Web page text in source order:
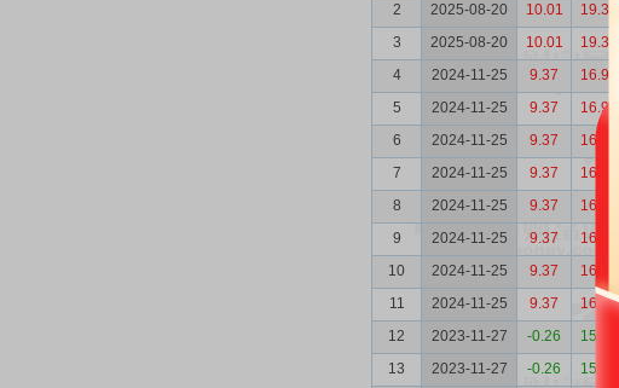
2
2025-08-20 10.01 19.35
3
2025-08-20 10.01 19.35
4
2024-11-25 9.37 16.93
5
2024-11-25 9.37 16.93
6
2024-11-25 9.37 16.93
7
2024-11-25 9.37 16.93
8
2024-11-25 9.37 16.93
9
2024-11-25 9.37 16.93
10
2024-11-25 9.37 16.93
11
2024-11-25 9.37 16.93
12
2023-11-27 -0.26 15.11
13
2023-11-27 -0.26 15.11